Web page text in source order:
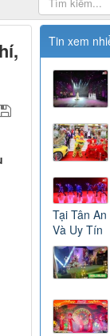
Tin xem
Tại Tân
Và Uy Tín